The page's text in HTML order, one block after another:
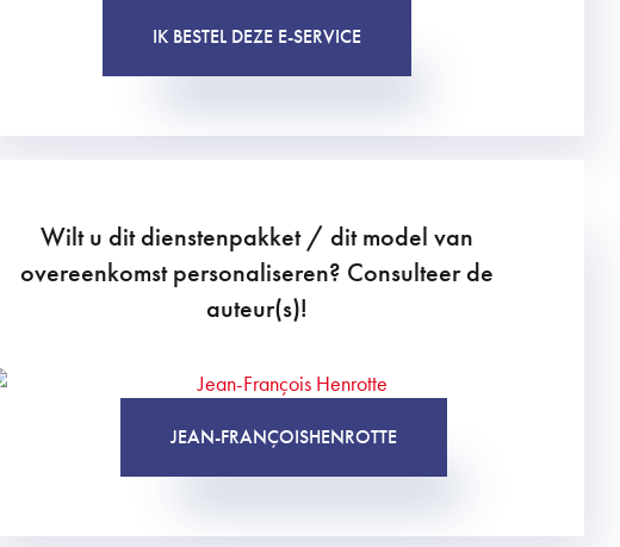
IK BESTEL DEZE E-SERVICE
Wilt u dit dienstenpakket / dit model van
overeenkomst personaliseren? Consulteer de
auteur(s)!
JEAN-FRANÇOISHENROTTE